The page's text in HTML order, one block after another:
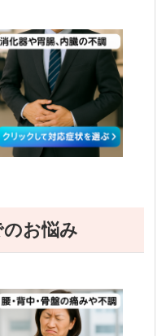
お悩み